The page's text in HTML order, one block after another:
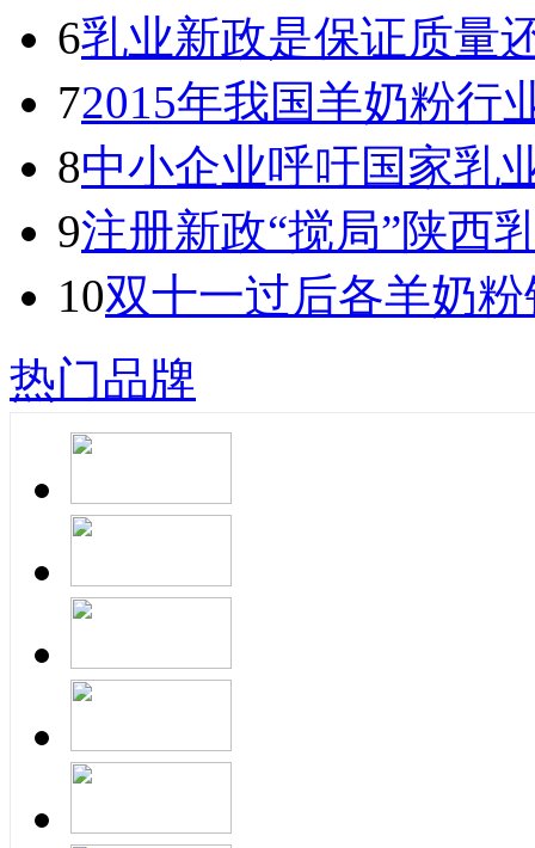
6乳业新政是保证质量
72015年我国羊奶粉行
8中小企业呼吁国家乳
9注册新政“搅局”陕西
10双十一过后各羊奶
热门品牌